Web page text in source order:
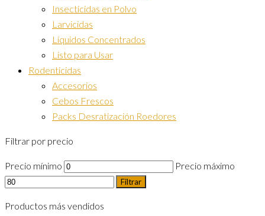
Insecticidas en Polvo
Larvicidas
Líquidos Concentrados
Listo para Usar
Rodenticidas
Accesorios
Cebos Frescos
Packs Desratización Roedores
Filtrar por precio
Precio mínimo Precio máximo
Filtrar
Productos más vendidos